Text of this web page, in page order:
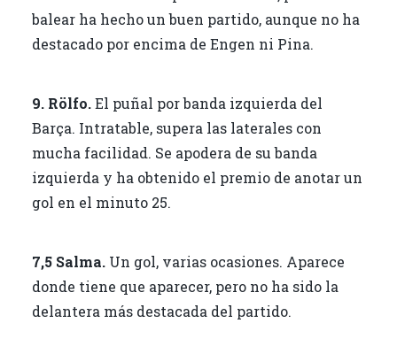
balear ha hecho un buen partido, aunque no ha
destacado por encima de Engen ni Pina.
9. Rölfo.El puñal por banda izquierda del
Barça. Intratable, supera las laterales con
mucha facilidad. Se apodera de su banda
izquierda y ha obtenido el premio de anotar un
gol en el minuto 25.
7,5 Salma.Un gol, varias ocasiones. Aparece
donde tiene que aparecer, pero no ha sido la
delantera más destacada del partido.